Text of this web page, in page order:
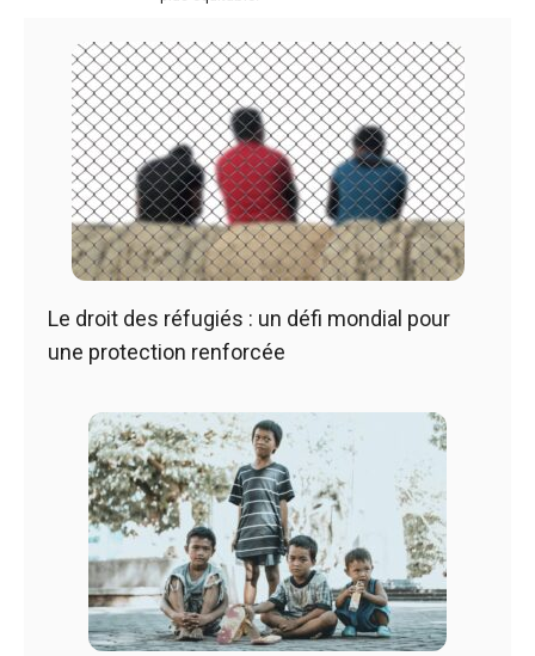
Le droit des réfugiés : un défi mondial pour
une protection renforcée